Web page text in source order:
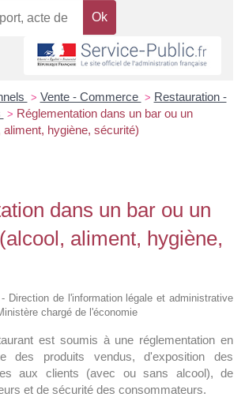
> Vente - Commerce > Restauration -
> Réglementation dans un bar ou un
hygiène, sécurité)
dans un bar ou un
aliment, hygiène,
Direction de l'information légale et administrative
chargé de l'économie
est soumis à une réglementation en
des produits vendus, d'exposition des
aux clients (avec ou sans alcool), de
et de sécurité des consommateurs.